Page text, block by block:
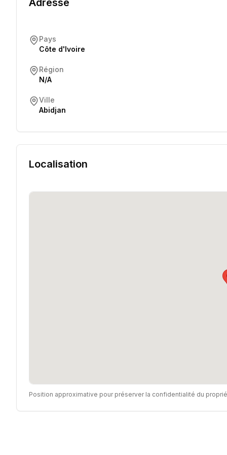
Adresse
Pays
Côte d'Ivoire
Région
N/A
Ville
Abidjan
Localisation
Position approximative pour préserver la confidentialité du